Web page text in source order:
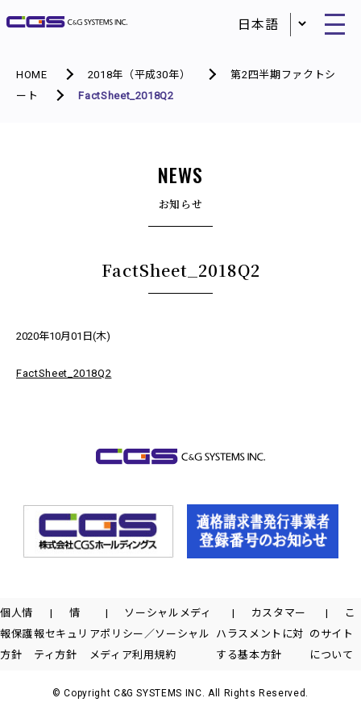
HOME 2018年（平成30年）
第2四半期ファクトシ
ート
FactSheet_2018Q2
NEWS
お知らせ
FactSheet_2018Q2
2020年10月01日(木)
FactSheet_2018Q2
個人情
報保護
方針
情
報セキュリ
ティ方針
ソーシャルメディ
アポリシー／ソーシャル
メディア利用規約
カスタマー
ハラスメントに対
する基本方針
こ
のサイト
について
© Copyright C&G SYSTEMS INC. All Rights Reserved.